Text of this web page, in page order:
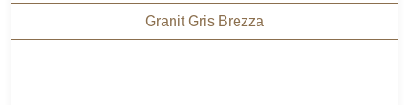
Granit Gris Brezza